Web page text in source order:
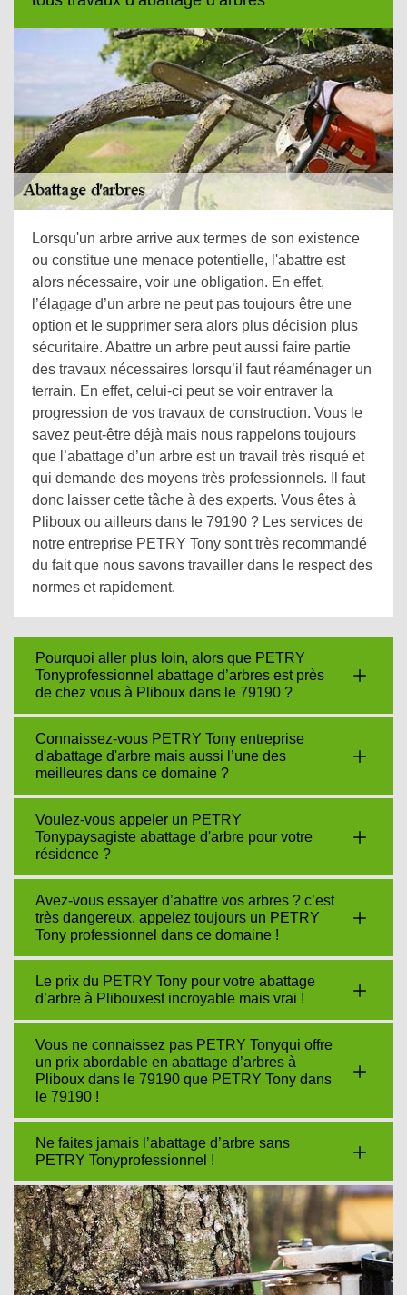
Lorsqu'un arbre arrive aux termes de son existence
ou constitue une menace potentielle, l'abattre est
alors nécessaire, voir une obligation. En effet,
l’élagage d’un arbre ne peut pas toujours être une
option et le supprimer sera alors plus décision plus
sécuritaire. Abattre un arbre peut aussi faire partie
des travaux nécessaires lorsqu’il faut réaménager un
terrain. En effet, celui-ci peut se voir entraver la
progression de vos travaux de construction. Vous le
savez peut-être déjà mais nous rappelons toujours
que l’abattage d’un arbre est un travail très risqué et
qui demande des moyens très professionnels. Il faut
donc laisser cette tâche à des experts. Vous êtes à
Pliboux ou ailleurs dans le 79190 ? Les services de
notre entreprise PETRY Tony sont très recommandé
du fait que nous savons travailler dans le respect des
normes et rapidement.
Pourquoi aller plus loin, alors que PETRY
Tonyprofessionnel abattage d’arbres est près
de chez vous à Pliboux dans le 79190 ?
Connaissez-vous PETRY Tony entreprise
d'abattage d'arbre mais aussi l’une des
meilleures dans ce domaine ?
Voulez-vous appeler un PETRY
Tonypaysagiste abattage d'arbre pour votre
résidence ?
Avez-vous essayer d’abattre vos arbres ? c’est
très dangereux, appelez toujours un PETRY
Tony professionnel dans ce domaine !
Le prix du PETRY Tony pour votre abattage
d’arbre à Plibouxest incroyable mais vrai !
Vous ne connaissez pas PETRY Tonyqui offre
un prix abordable en abattage d’arbres à
Pliboux dans le 79190 que PETRY Tony dans
le 79190 !
Ne faites jamais l’abattage d’arbre sans
PETRY Tonyprofessionnel !